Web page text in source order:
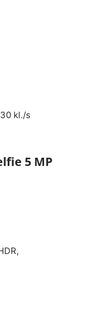
kl./s
5 MP